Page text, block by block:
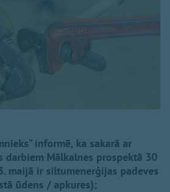
informē, ka sakarā ar
darbiem Mālkalnes prospektā 30
maijā ir siltumenerģijas padeves
ūdens / apkures);